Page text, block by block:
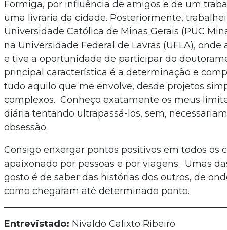
Formiga, por influência de amigos e de um
uma livraria da cidade. Posteriormente,
Universidade Católica de Minas Gerais (PUC
na Universidade Federal de Lavras (UFLA),
e tive a oportunidade de participar do
principal característica é a determinação e
tudo aquilo que me envolve, desde projetos
complexos. Conheço exatamente os meus
diária tentando ultrapassá-los, sem,
obsessão.
Consigo enxergar pontos positivos em todos os
apaixonado por pessoas e por viagens. Umas
gosto é de saber das histórias dos outros, de
como chegaram até determinado ponto.
Entrevistado: Nivaldo Calixto Ribeiro